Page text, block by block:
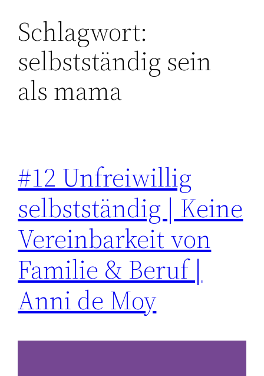
Zum
Inhalt
springen
Schlagwort:
selbstständig sein
als mama
#12 Unfreiwillig
selbstständig | Keine
Vereinbarkeit von
Familie & Beruf |
Anni de Moy